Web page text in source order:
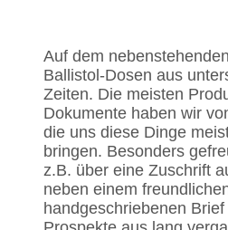
Auf dem
Ballistol-Dosen aus
Zeiten. Die meisten
Dokumente haben wir
die uns diese Dinge
bringen. Besonders
z.B. über eine Zuschrift
neben einem
handgeschriebenen